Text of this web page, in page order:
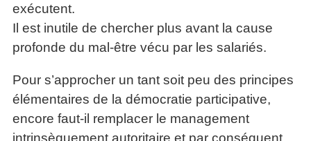
exécutent.
Il est inutile de chercher plus avant la cause
profonde du mal-être vécu par les salariés.
Pour s’approcher un tant soit peu des principes
élémentaires de la démocratie participative,
encore faut-il remplacer le management
intrinsèquement autoritaire et par conséquent